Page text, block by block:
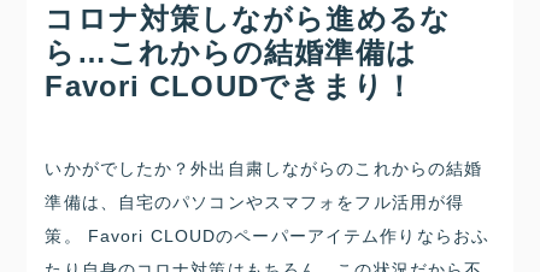
コロナ対策しながら進めるな
ら…これからの結婚準備は
Favori CLOUDできまり！
いかがでしたか？外出自粛しながらのこれからの結婚
準備は、自宅のパソコンやスマフォをフル活用が得
策。 Favori CLOUDのペーパーアイテム作りならおふ